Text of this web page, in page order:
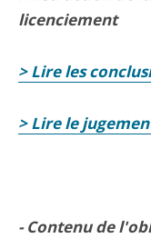
licenciement
> Lire les
> Lire le
- Contenu de